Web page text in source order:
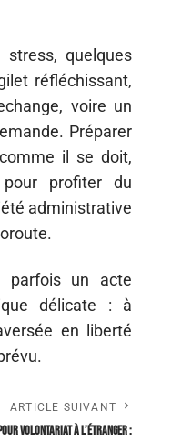
quelques
réfléchissant,
voire un
Préparer
il se doit,
profiter du
administrative
parfois un acte
délicate : à
en liberté
ARTICLE SUIVANT
volontariat à l’étranger :